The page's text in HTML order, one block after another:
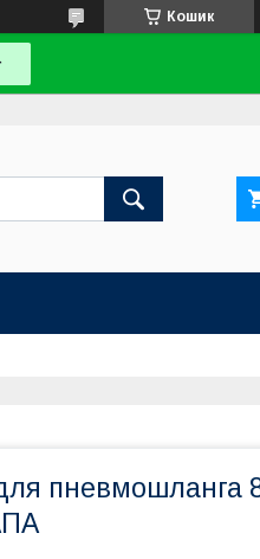
Кошик
пневмошланга